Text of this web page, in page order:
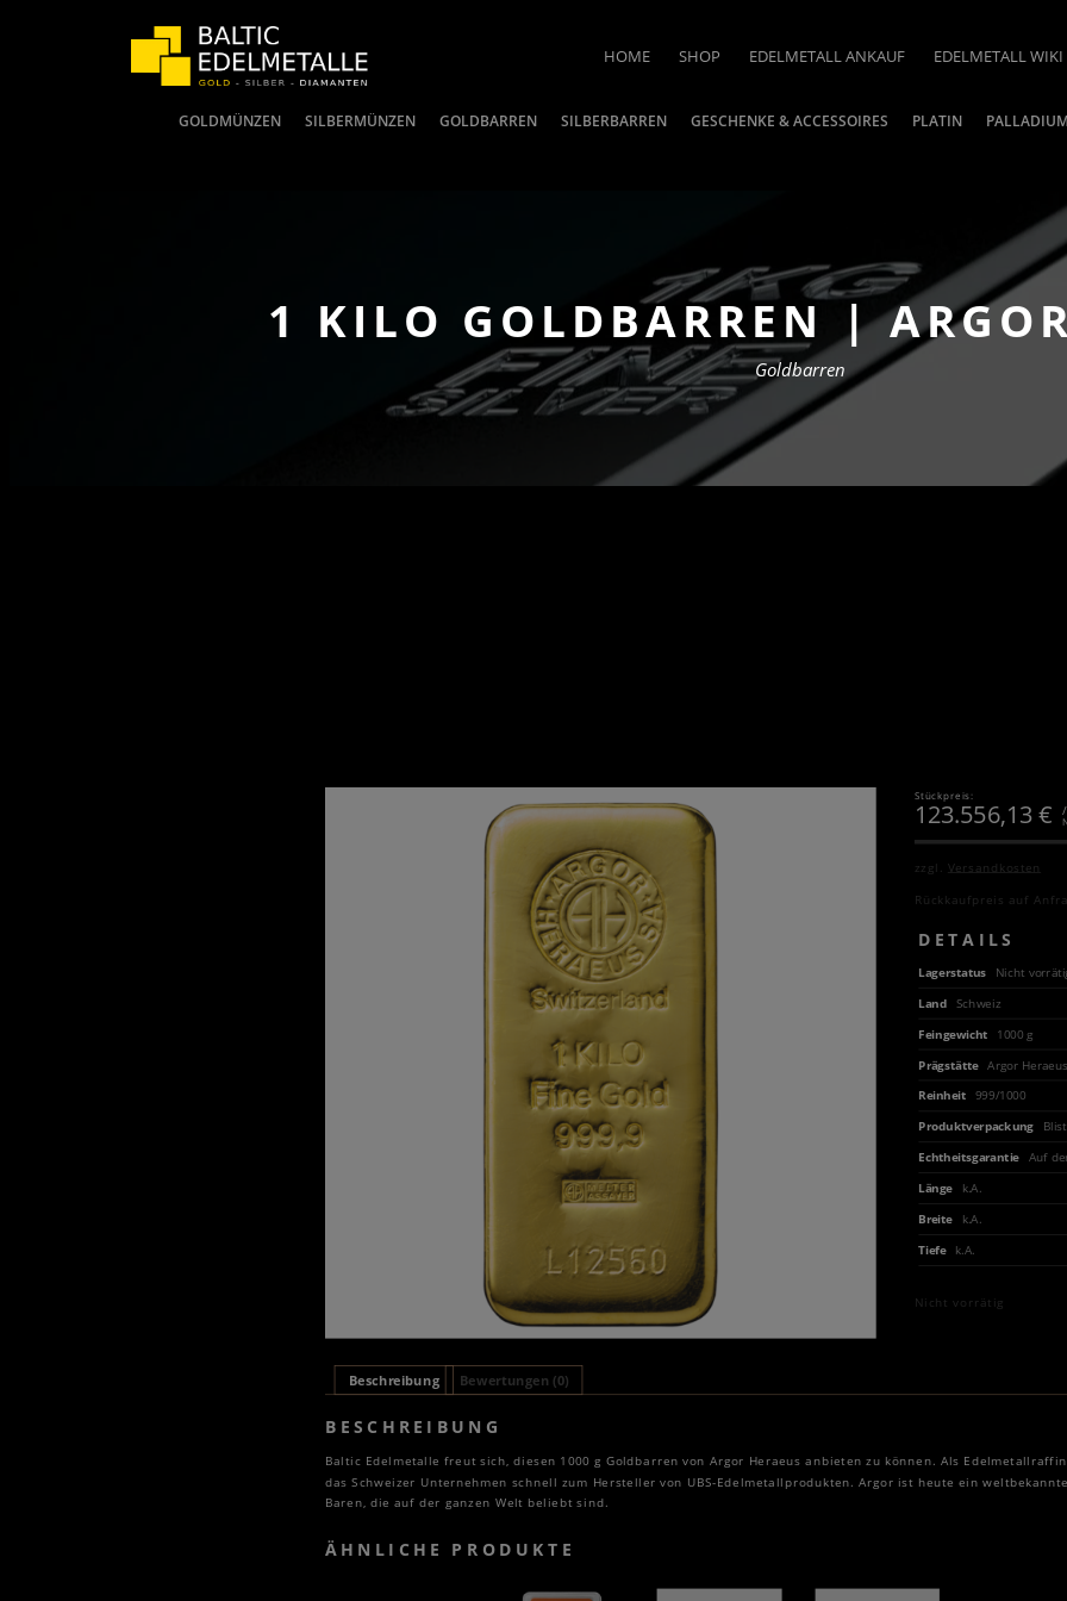
HOME SHOP EDELMETALL ANKAUF EDELMETALL WIKI
GOLDMÜNZEN SILBERMÜNZEN GOLDBARREN SILBERBARREN GESCHENKE & ACCESSOIRES PLATIN PALLADIUM
1 KILO GOLDBARREN |
Goldbarren
Stückpreis:
123.556,13€
zzgl. Versandkosten
Rückkaufpreis auf
DETAILS
Lagerstatus
Nicht
Land
Schweiz
Feingewicht
1000 g
Prägstätte Argor
Reinheit 999/1000
Produktverpackung
Echtheitsgarantie
Auf
Länge
k.A.
Breite
k.A.
Tiefe k.A.
Nicht vorrätig
Beschreibung Bewertungen (0)
BESCHREIBUNG
Baltic Edelmetalle freut sich, diesen 1000 g Goldbarren von Argor Heraeus anbieten zu können. Als
das Schweizer Unternehmen schnell zum Hersteller von UBS-Edelmetallprodukten. Argor ist heute ein
Baren, die auf der ganzen Welt beliebt sind.
ÄHNLICHE PRODUKTE